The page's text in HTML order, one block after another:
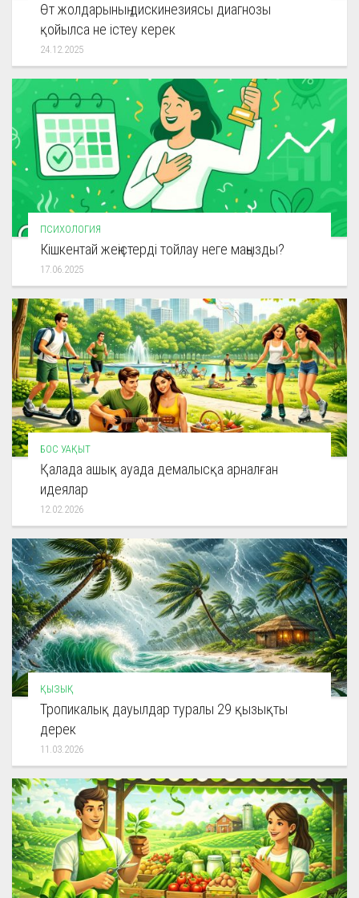
Өт жолдарының дискинезиясы диагнозы
қойылса не істеу керек
24.12.2025
ПСИХОЛОГИЯ
Кішкентай жеңістерді тойлау неге маңызды?
17.06.2025
БОС УАҚЫТ
Қалада ашық ауада демалысқа арналған
идеялар
12.02.2026
ҚЫЗЫҚ
Тропикалық дауылдар туралы 29 қызықты
дерек
11.03.2026